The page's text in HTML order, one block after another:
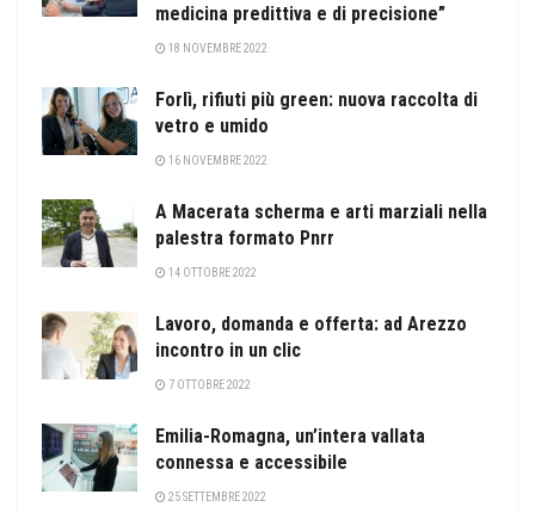
medicina predittiva e di precisione”
18 NOVEMBRE 2022
Forlì, rifiuti più green: nuova raccolta di
vetro e umido
16 NOVEMBRE 2022
A Macerata scherma e arti marziali nella
palestra formato Pnrr
14 OTTOBRE 2022
Lavoro, domanda e offerta: ad Arezzo
incontro in un clic
7 OTTOBRE 2022
Emilia-Romagna, un’intera vallata
connessa e accessibile
25 SETTEMBRE 2022